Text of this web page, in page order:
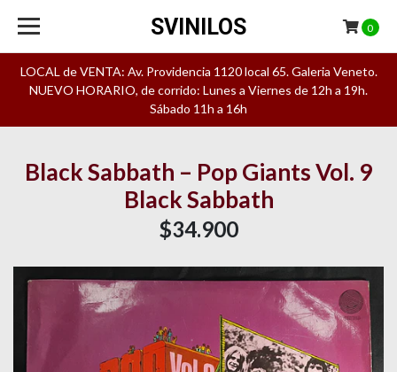
LOCAL de VENTA: Av. Providencia 1120 local 65. Galeria Veneto.
NUEVO HORARIO, de corrido: Lunes a Viernes de 12h a 19h.
Sábado 11h a 16h
SVINILOS 0
Black Sabbath – Pop Giants Vol. 9
Black Sabbath
$34.900